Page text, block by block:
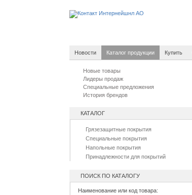
Новости Каталог продукции Купить
Новые товары
Лидеры продаж
Специальные предложения
История брендов
КАТАЛОГ
Грязезащитные покрытия
Специальные покрытия
Напольные покрытия
Принадлежности для покрытий
ПОИСК ПО КАТАЛОГУ
Наименование или код товара: